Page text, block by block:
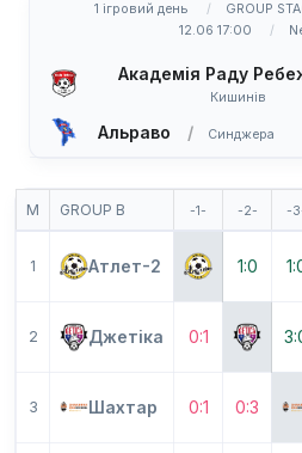
1 ігровий день GROUP
12.06 17:00
Академія Раду
Кишинів
Альраво Синджера
М GROUP B -1- -2- -
1 Атлет-2 1:0
2 Джетіка 0:1
3 Шахтар 0:1 0:3